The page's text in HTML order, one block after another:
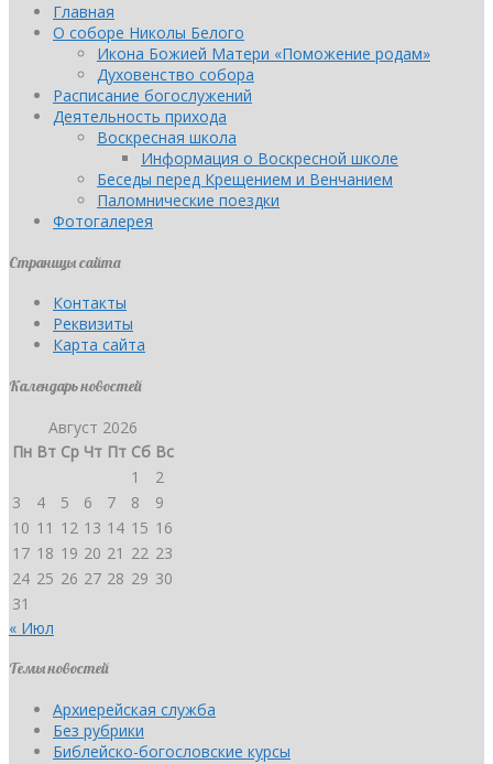
Главная
О соборе Николы Белого
Икона Божией Матери «Поможение родам»
Духовенство собора
Расписание богослужений
Деятельность прихода
Воскресная школа
Информация о Воскресной школе
Беседы перед Крещением и Венчанием
Паломнические поездки
Фотогалерея
Страницы сайта
Контакты
Реквизиты
Карта сайта
Календарь новостей
Август 2026
Пн Вт Ср Чт Пт Сб Вс
1
2
3
4 5 6 7 8
9
10 11 12 13 14 15 16
17 18 19 20 21 22 23
24 25 26 27 28 29 30
31
« Июл
Темы новостей
Архиерейская служба
Без рубрики
Библейско-богословские курсы